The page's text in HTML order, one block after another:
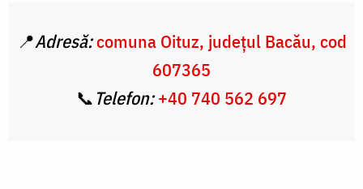
📍Adresă:comuna Oituz, județul Bacău, cod
607365
📞 Telefon: +40 740 562 697